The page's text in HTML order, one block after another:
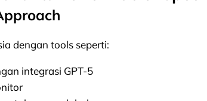
dengan tools seperti:
integrasi GPT-5